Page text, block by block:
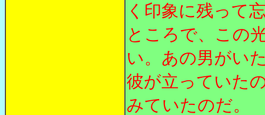
く印象に残って
ところで、この
い。あの男がい
彼が立っていた
みていたのだ。